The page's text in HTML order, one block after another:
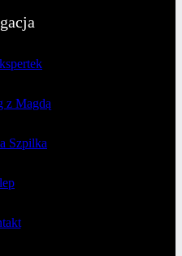
z Magdą
Szpilka